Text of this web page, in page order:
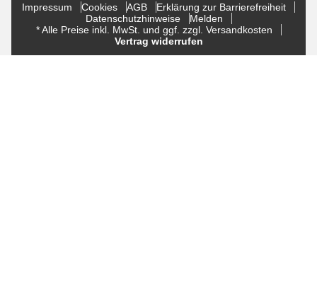
Impressum Cookies AGB
Erklärung zur Barrierefreiheit
Datenschutzhinweise
Melden
* Alle Preise inkl. MwSt. und ggf. zzgl. Versandkosten
Vertrag widerrufen